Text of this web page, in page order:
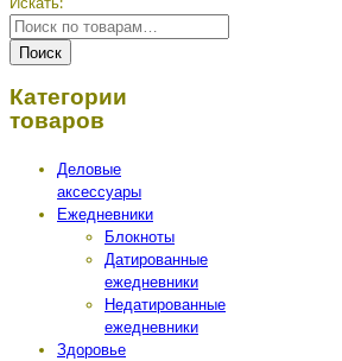
Поиск
Категории
товаров
Деловые
аксессуары
Ежедневники
Блокноты
Датированные
ежедневники
Недатированные
ежедневники
Здоровье